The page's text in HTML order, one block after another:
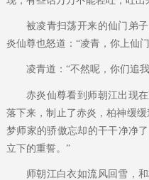
被凌青扫荡开来的仙门弟
炎仙尊也怒道：“凌青，你上仙
凌青道：“不然呢，你们追
赤炎仙尊看到师朝江出现
落下来，制止了赤炎，柏神缓
梦师家的骄傲忘却的干干净净
立下的重誓。”
师朝江白衣如流风回雪，